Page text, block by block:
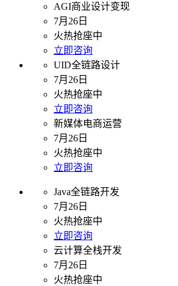
AGI商业设计变现
7月26日
火热抢座中
立即咨询
UID全链路设计
7月26日
火热抢座中
立即咨询
新媒体电商运营
7月26日
火热抢座中
立即咨询
Java全链路开发
7月26日
火热抢座中
立即咨询
云计算全栈开发
7月26日
火热抢座中